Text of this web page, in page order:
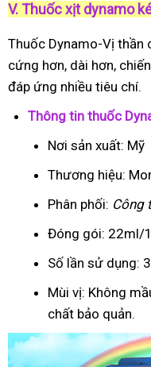
V. Thuốc xịt dynamo
Thuốc Dynamo-Vị thần
cứng hơn, dài hơn,
đáp ứng nhiều tiêu chí.
Thông tin thuốc
Nơi sản xuất: Mỹ
Thương hiệu:
Phân phối: Công
Đóng gói: 22ml/
Số lần sử dụng:
Mùi vị: Không
chất bảo quản.